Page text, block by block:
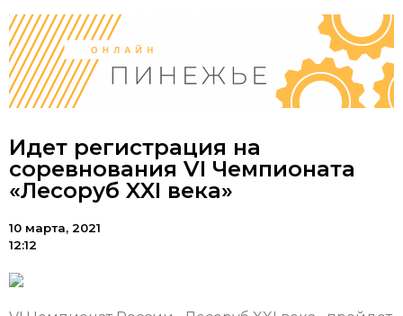
Идет регистрация на
соревнования VI Чемпионата
«Лесоруб XXI века»
10 марта, 2021
12:12